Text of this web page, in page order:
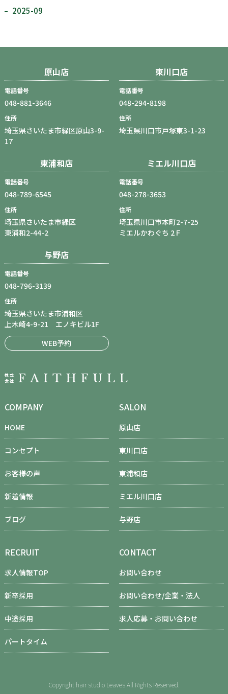
2025-09
原山店
電話番号
048-881-3646
住所
埼玉県さいたま市緑区原山3-9-
17
東川口店
電話番号
048-294-8198
住所
埼玉県川口市戸塚東3-1-23
東浦和店
電話番号
048-789-6545
住所
埼玉県さいたま市緑区
東浦和2-44-2
ミエル川口店
電話番号
048-278-3653
住所
埼玉県川口市本町2-7-25
ミエルかわぐち 2Ｆ
与野店
電話番号
048-796-3139
住所
埼玉県さいたま市浦和区
上木崎4-9-21 エノキビル1F
WEB予約
COMPANY
HOME
コンセプト
お客様の声
新着情報
ブログ
SALON
原山店
東川口店
東浦和店
ミエル川口店
与野店
RECRUIT
求人情報TOP
新卒採用
中途採用
パートタイム
CONTACT
お問い合わせ
お問い合わせ/企業・法人
求人応募・お問い合わせ
Copyright hair studio Leaves All Rights Reserved.